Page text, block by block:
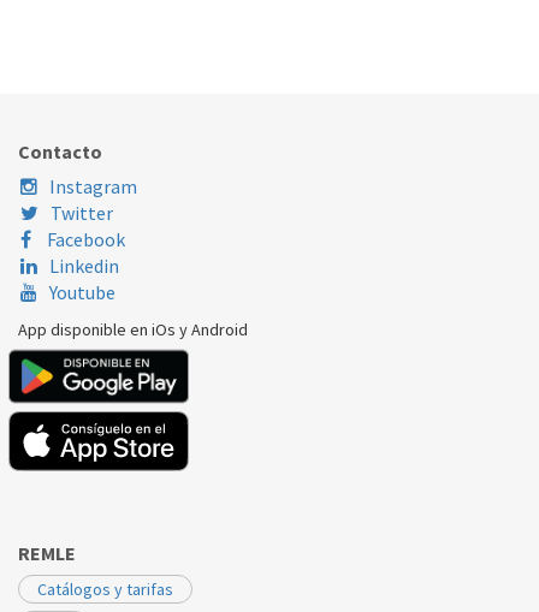
Contacto
Instagram
Twitter
Facebook
Linkedin
Youtube
App disponible en iOs y Android
REMLE
Catálogos y tarifas